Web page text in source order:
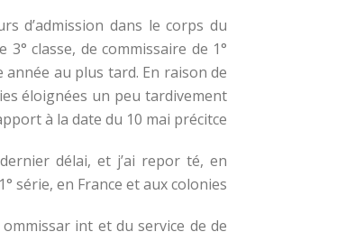
d’admission dans le corps du
classe, de commissaire de 1°
au plus tard. En raison de
éloignées un peu tardivement
à la date du 10 mai précitce.
délai, et j’ai repor té, en
série, en France et aux colonies.
int et du service de de